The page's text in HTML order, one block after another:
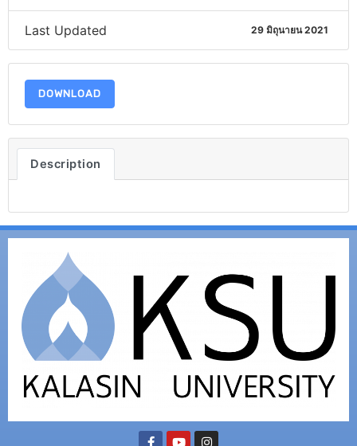
Last Updated 29 มิถุนายน 2021
DOWNLOAD
Description